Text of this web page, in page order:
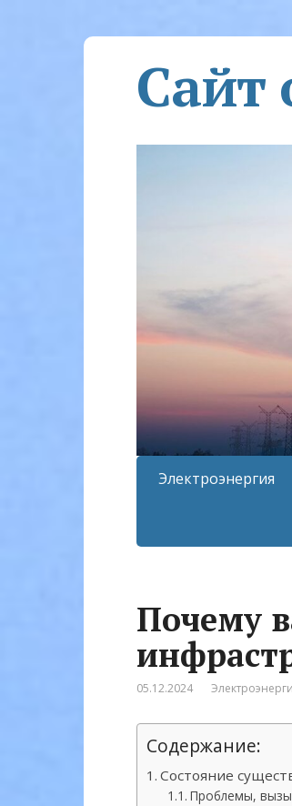
Сайт
Электроэнергия
Почему
05.12.2024
Содержание:
Состояние
Проблемы,